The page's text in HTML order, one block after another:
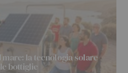
la tecnologia solare
bottiglie